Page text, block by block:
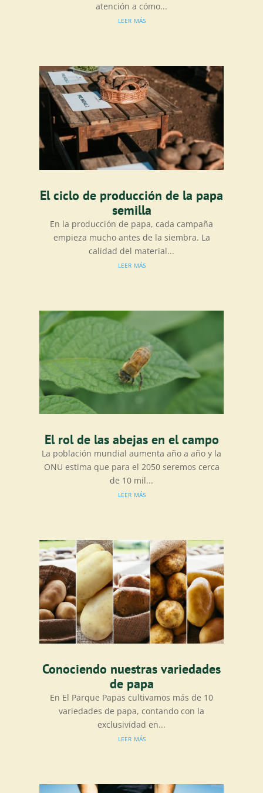
atención a cómo...
leer más
El ciclo de producción de la papa
semilla
En la producción de papa, cada campaña
empieza mucho antes de la siembra. La
calidad del material...
leer más
El rol de las abejas en el campo
La población mundial aumenta año a año y la
ONU estima que para el 2050 seremos cerca
de 10 mil...
leer más
Conociendo nuestras variedades
de papa
En El Parque Papas cultivamos más de 10
variedades de papa, contando con la
exclusividad en...
leer más